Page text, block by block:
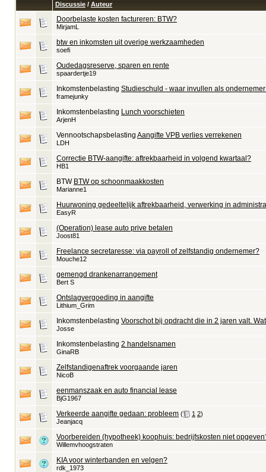
Discussie / Auteur
Doorbelaste kosten factureren: BTW?
MirjamL
btw en inkomsten uit overige werkzaamheden
soefi
Oudedagsreserve, sparen en rente
spaardertje19
Inkomstenbelasting Studieschuld - waar invullen als
framejunky
Inkomstenbelasting Lunch voorschieten
ArjenH
Vennootschapsbelasting Aangifte VPB verlies verrekenen
LDH
Correctie BTW-aangifte: aftrekbaarheid in volgend kwartaal?
HB1
BTW BTW op schoonmaakkosten
Marianne1
Huurwoning gedeeltelijk aftrekbaarheid, verwerking in
EasyR
(Operation) lease auto prive betalen
Joost81
Freelance secretaresse: via payroll of zelfstandig ondernemer?
Mouche12
gemengd drankenarrangement
Bert S
Ontslagvergoeding in aangifte
Lithium_Grim
Inkomstenbelasting Voorschot bij opdracht die in 2 jaren valt.
Josse
Inkomstenbelasting 2 handelsnamen
GinaRB
Zelfstandigenaftrek voorgaande jaren
NicoB
eenmanszaak en auto financial lease
BjG1967
Verkeerde aangifte gedaan: probleem ( 1 2)
Jeanjacq
Voorbereiden (hypotheek) koophuis: bedrijfskosten niet
Willemvhoogstraten
KIA voor winterbanden en velgen?
rdk_1973